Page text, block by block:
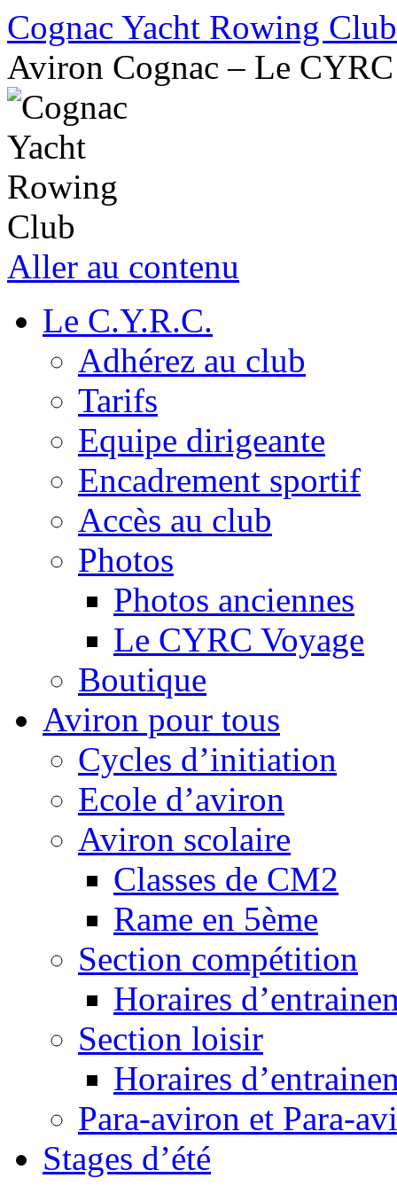
Cognac Yacht Rowing Club
Aviron Cognac – Le CYRC
Aller au contenu
Le C.Y.R.C.
Adhérez au club
Tarifs
Equipe dirigeante
Encadrement sportif
Accès au club
Photos
Photos anciennes
Le CYRC Voyage
Boutique
Aviron pour tous
Cycles d’initiation
Ecole d’aviron
Aviron scolaire
Classes de CM2
Rame en 5ème
Section compétition
Horaires
Section loisir
Horaires
Para-aviron et Para-
Stages d’été